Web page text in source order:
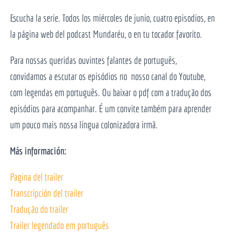
Escucha la serie. Todos los miércoles de junio, cuatro episodios, en
la página web del podcast Mundaréu, o en tu tocador favorito.
Para nossas queridas ouvintes falantes de português,
convidamos a escutar os episódios no nosso canal do Youtube,
com legendas em português. Ou baixar o pdf com a tradução dos
episódios para acompanhar. É um convite também para aprender
um pouco mais nossa língua colonizadora irmã.
Más información:
Pagina del trailer
Transcripción del trailer
Tradução do trailer
Trailer legendado em português